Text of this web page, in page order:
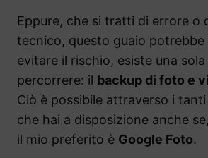
Eppure, che si tratti di errore o
tecnico, questo guaio potrebbe
evitare il rischio, esiste una
percorrere: il backup di foto e
Ciò è possibile attraverso i tanti
che hai a disposizione anche
il mio preferito è Google Foto.